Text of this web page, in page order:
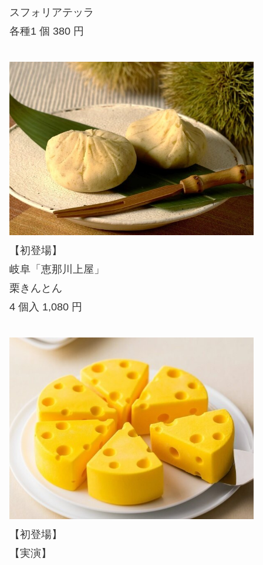
スフォリアテッラ
各種1 個 380 円
【初登場】
岐阜「恵那川上屋」
栗きんとん
4 個入 1,080 円
【初登場】
【実演】